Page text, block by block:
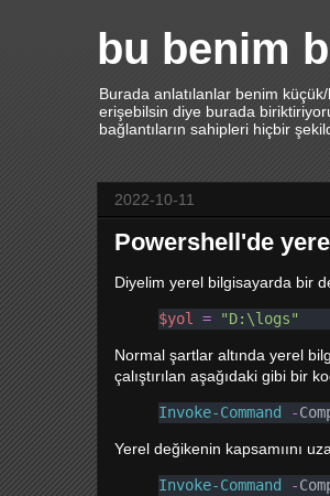
bu benim
Burada anlatılanlar benim
erişebilsin diye burada
bağlantıların sahipleri hiçbir
2022-10-11
Powershell'de
Diyelim yerel bilgisayarda bir
$yol = "D:\logs"
Normal şartlar altında yerel
çalıştırılan aşağıdaki gibi bir
Invoke-Command -
Yerel değikenin kapsamıını
Invoke-Command -